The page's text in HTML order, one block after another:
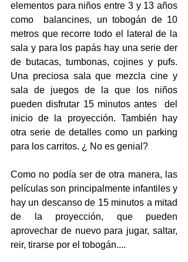
elementos para niños entre 3 y 13 años
como  balancines, un tobogán de 10
metros que recorre todo el lateral de la
sala y para los papás hay una serie der
de butacas, tumbonas, cojines y pufs.
Una preciosa sala que mezcla cine y
sala de juegos de la que los niños
pueden disfrutar 15 minutos antes  del
inicio de la proyección. También hay
otra serie de detalles como un parking
para los carritos. ¿ No es genial?
Como no podía ser de otra manera, las
películas son principalmente infantiles y
hay un descanso de 15 minutos a mitad
de la proyección, que pueden
aprovechar de nuevo para jugar, saltar,
reir, tirarse por el tobogán....